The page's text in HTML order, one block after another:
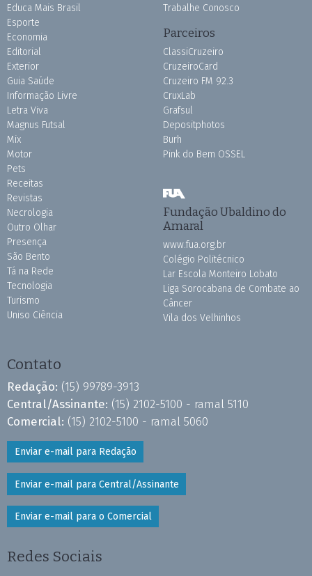
Educa Mais Brasil
Esporte
Economia
Editorial
Exterior
Guia Saúde
Informação Livre
Letra Viva
Magnus Futsal
Mix
Motor
Pets
Receitas
Revistas
Necrologia
Outro Olhar
Presença
São Bento
Tá na Rede
Tecnologia
Turismo
Uniso Ciência
Trabalhe Conosco
Parceiros
ClassiCruzeiro
CruzeiroCard
Cruzeiro FM 92.3
CruxLab
Grafsul
Depositphotos
Burh
Pink do Bem OSSEL
Fundação Ubaldino do
Amaral
www.fua.org.br
Colégio Politécnico
Lar Escola Monteiro Lobato
Liga Sorocabana de Combate ao
Câncer
Vila dos Velhinhos
Contato
Redação: (15) 99789-3913
Central/Assinante: (15) 2102-5100 - ramal 5110
Comercial: (15) 2102-5100 - ramal 5060
Enviar e-mail para Redação
Enviar e-mail para Central/Assinante
Enviar e-mail para o Comercial
Redes Sociais